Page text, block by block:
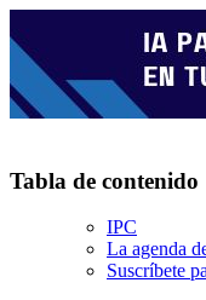
Tabla de contenido
IPC
La agenda
Suscríbete